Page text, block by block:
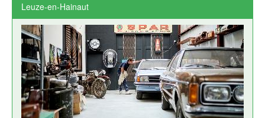
Leuze-en-Hainaut